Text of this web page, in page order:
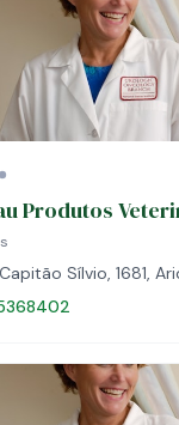
Produtos
Sílvio, 1681,